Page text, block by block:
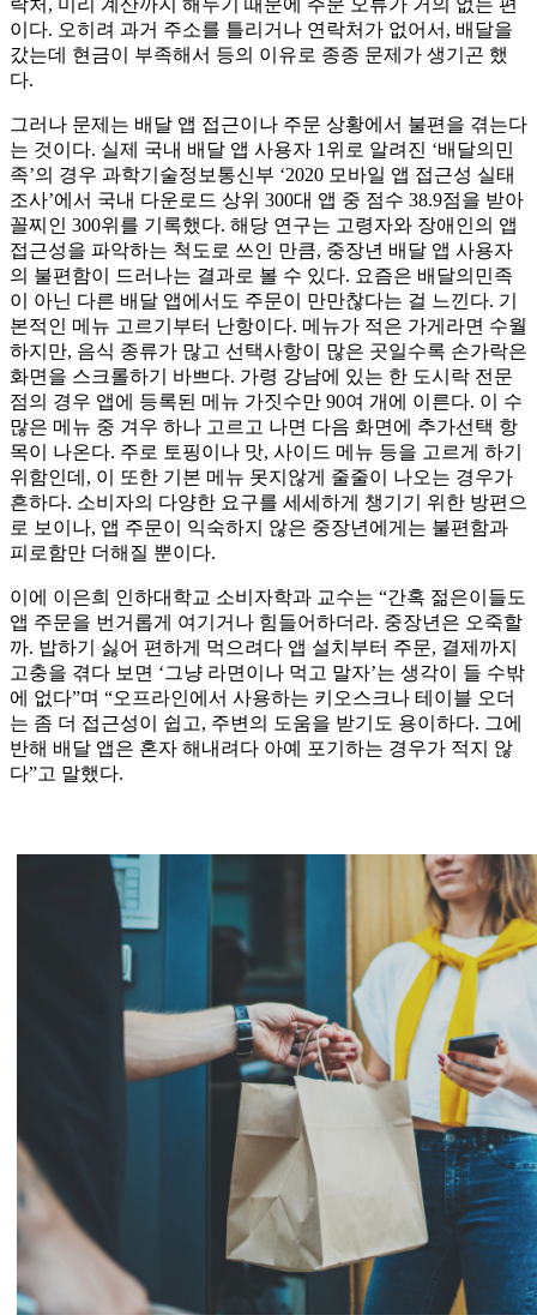
락처, 미리 계산까지 해두기 때문에 주문 오류가 거의 없는 편
이다. 오히려 과거 주소를 틀리거나 연락처가 없어서, 배달을
갔는데 현금이 부족해서 등의 이유로 종종 문제가 생기곤 했
다.
그러나 문제는 배달 앱 접근이나 주문 상황에서 불편을 겪는다
는 것이다. 실제 국내 배달 앱 사용자 1위로 알려진 ‘배달의민
족’의 경우 과학기술정보통신부 ‘2020 모바일 앱 접근성 실태
조사’에서 국내 다운로드 상위 300대 앱 중 점수 38.9점을 받아
꼴찌인 300위를 기록했다. 해당 연구는 고령자와 장애인의 앱
접근성을 파악하는 척도로 쓰인 만큼, 중장년 배달 앱 사용자
의 불편함이 드러나는 결과로 볼 수 있다. 요즘은 배달의민족
이 아닌 다른 배달 앱에서도 주문이 만만찮다는 걸 느낀다. 기
본적인 메뉴 고르기부터 난항이다. 메뉴가 적은 가게라면 수월
하지만, 음식 종류가 많고 선택사항이 많은 곳일수록 손가락은
화면을 스크롤하기 바쁘다. 가령 강남에 있는 한 도시락 전문
점의 경우 앱에 등록된 메뉴 가짓수만 90여 개에 이른다. 이 수
많은 메뉴 중 겨우 하나 고르고 나면 다음 화면에 추가선택 항
목이 나온다. 주로 토핑이나 맛, 사이드 메뉴 등을 고르게 하기
위함인데, 이 또한 기본 메뉴 못지않게 줄줄이 나오는 경우가
흔하다. 소비자의 다양한 요구를 세세하게 챙기기 위한 방편으
로 보이나, 앱 주문이 익숙하지 않은 중장년에게는 불편함과
피로함만 더해질 뿐이다.
이에 이은희 인하대학교 소비자학과 교수는 “간혹 젊은이들도
앱 주문을 번거롭게 여기거나 힘들어하더라. 중장년은 오죽할
까. 밥하기 싫어 편하게 먹으려다 앱 설치부터 주문, 결제까지
고충을 겪다 보면 ‘그냥 라면이나 먹고 말자’는 생각이 들 수밖
에 없다”며 “오프라인에서 사용하는 키오스크나 테이블 오더
는 좀 더 접근성이 쉽고, 주변의 도움을 받기도 용이하다. 그에
반해 배달 앱은 혼자 해내려다 아예 포기하는 경우가 적지 않
다”고 말했다.